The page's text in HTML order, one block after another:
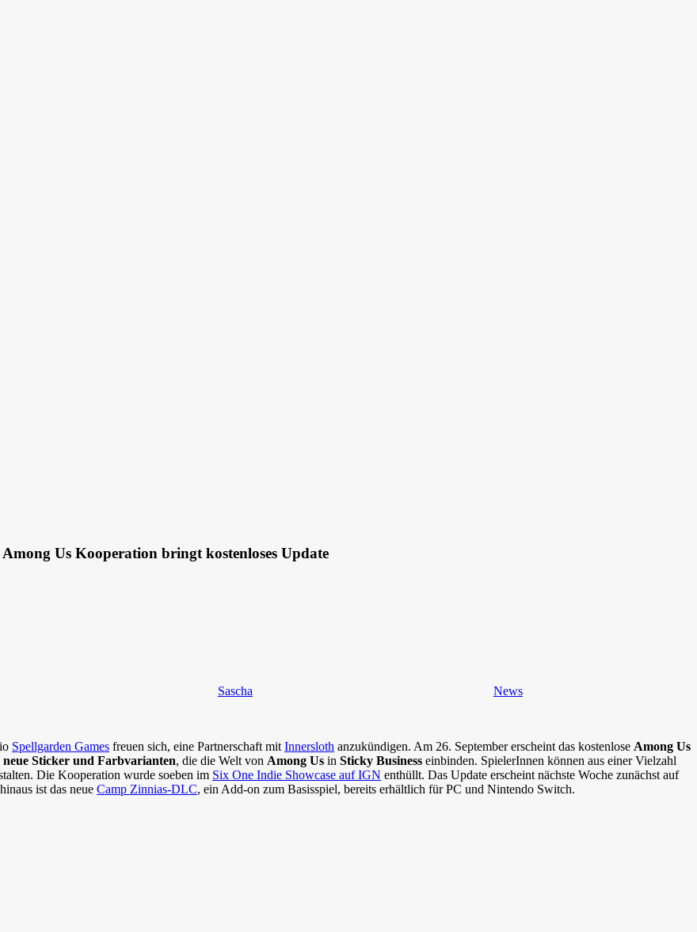
Us Kooperation bringt kostenloses Update
Sascha News
Spellgarden Games freuen sich, eine Partnerschaft mitInnersloth anzukündigen. Am 26. September erscheint das kostenlose Among Us
neue Sticker und Farbvarianten, die die Welt von Among Us in Sticky Business einbinden. SpielerInnen können aus einer Vielzahl
Die Kooperation wurde soeben im Six One Indie Showcase auf IGN enthüllt. Das Update erscheint nächste Woche zunächst auf
ist das neue Camp Zinnias-DLC, ein Add-on zum Basisspiel, bereits erhältlich für PC und Nintendo Switch.